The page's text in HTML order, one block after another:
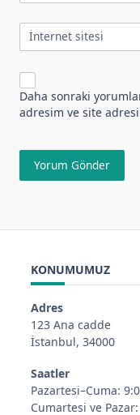
İnternet sitesi
Daha sonraki
adresim ve site
KONUMUMUZ
Adres
123 Ana cadde
İstanbul, 34000
Saatler
Pazartesi–Cuma:
Cumartesi ve